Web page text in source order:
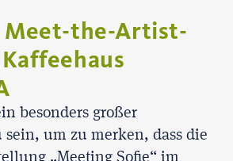
Meet-the-Artist-
besonders großer
sein, um zu merken, dass die
„Meeting Sofie“ im